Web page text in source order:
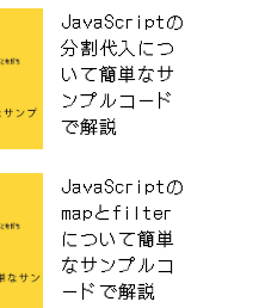
JavaScriptの
分割代入につ
いて簡単なサ
ンプルコード
で解説
JavaScriptの
mapとfilter
について簡単
なサンプルコ
ードで解説